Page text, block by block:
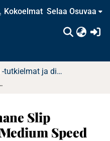
Kokoelmat Selaa Osuvaa
Pro gradu -tutkielmat ja diplomityöt (rajattu saatavuus)
Speed Dual Fuel Engine
Slip
Speed